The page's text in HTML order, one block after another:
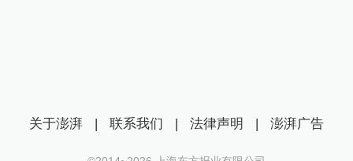
关于澎湃 | 联系我们 | 法律声明 | 澎湃广告